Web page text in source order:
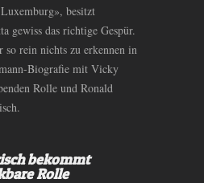
besitzt
gewiss das richtige Gespür.
so rein nichts zu erkennen in
Biografie mit Vicky
Rolle und Ronald
bekommt
Rolle